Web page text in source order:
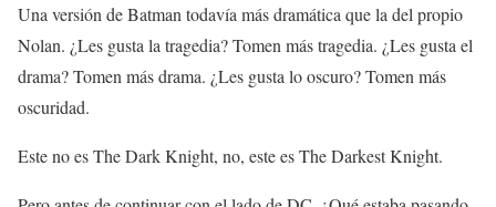
Una versión de Batman todavía más dramática que la del propio
Nolan. ¿Les gusta la tragedia? Tomen más tragedia. ¿Les gusta el
drama? Tomen más drama. ¿Les gusta lo oscuro? Tomen más
oscuridad.
Este no es The Dark Knight, no, este es The Darkest Knight.